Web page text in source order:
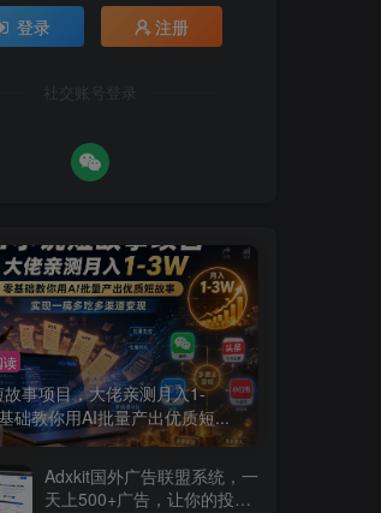
登录 注册
社交账号登录
读
事项目，大佬亲测月入1-
础教你用AI批量产出优质短...
Adxkit国外广告联盟系统，一
天上500+广告，让你的投放